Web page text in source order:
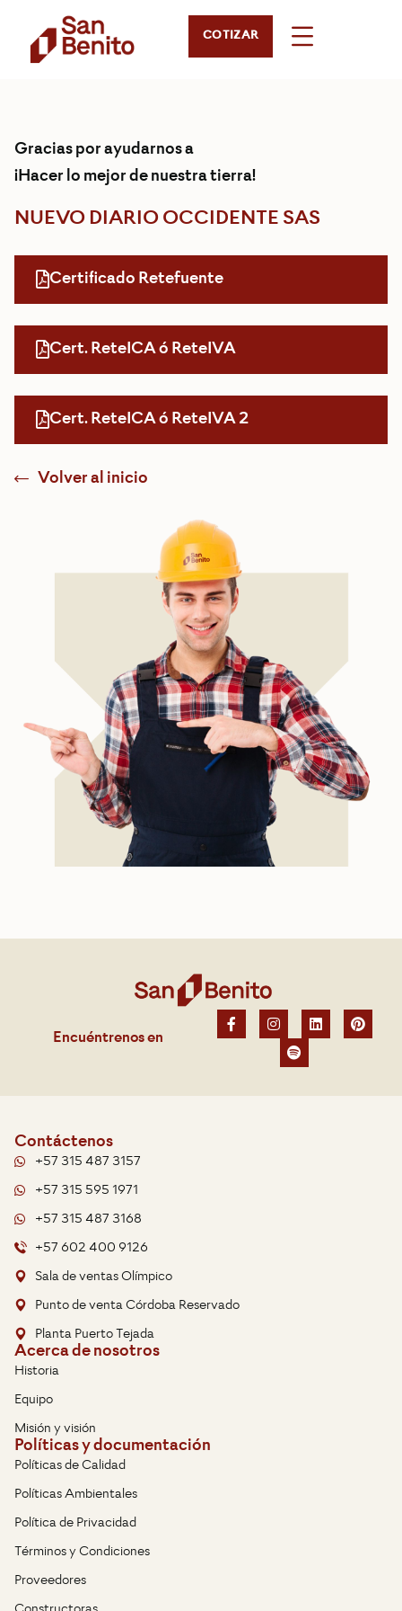
COTIZAR
Gracias por ayudarnos a
¡Hacer lo mejor de nuestra tierra!
NUEVO DIARIO OCCIDENTE SAS
Certificado Retefuente
Cert. ReteICA ó ReteIVA
Cert. ReteICA ó ReteIVA 2
Volver al inicio
Encuéntrenos en
Contáctenos
+57 315 487 3157
+57 315 595 1971
+57 315 487 3168
+57 602 400 9126
Sala de ventas Olímpico
Punto de venta Córdoba Reservado
Planta Puerto Tejada
Acerca de nosotros
Historia
Equipo
Misión y visión
Políticas y documentación
Políticas de Calidad
Políticas Ambientales
Política de Privacidad
Términos y Condiciones
Proveedores